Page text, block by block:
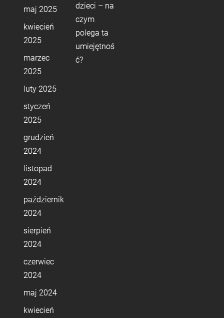
maj 2025
kwiecień
2025
marzec
2025
luty 2025
styczeń
2025
grudzień
2024
listopad
2024
październik
2024
sierpień
2024
czerwiec
2024
maj 2024
kwiecień
dzieci – na
czym
polega ta
umiejętnoś
ć?